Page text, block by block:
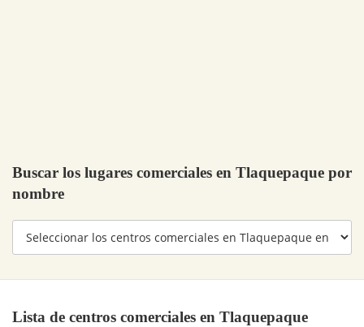
Buscar los lugares comerciales en Tlaquepaque por
nombre
Lista de centros comerciales en Tlaquepaque